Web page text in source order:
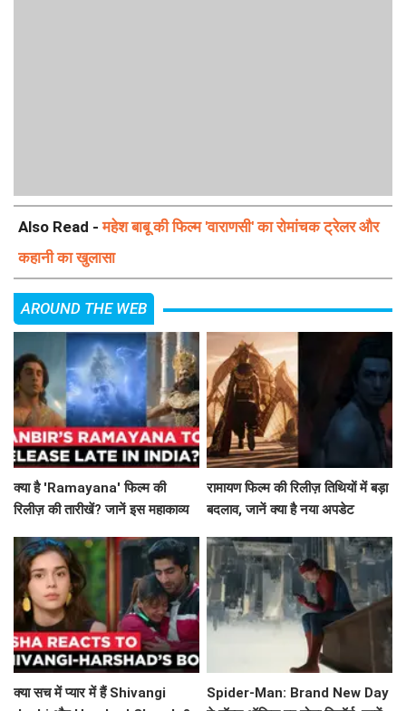
Also Read -महेश बाबू की फिल्म 'वाराणसी' का रोमांचक ट्रेलर और
कहानी का खुलासा
AROUND THE WEB
क्या है 'Ramayana' फिल्म की
रिलीज़ की तारीखें? जानें इस महाकाव्य
रामायण फिल्म की रिलीज़ तिथियों में बड़ा
बदलाव, जानें क्या है नया अपडेट
क्या सच में प्यार में हैं Shivangi
Spider-Man: Brand New Day